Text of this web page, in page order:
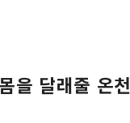
을 달래줄 온천